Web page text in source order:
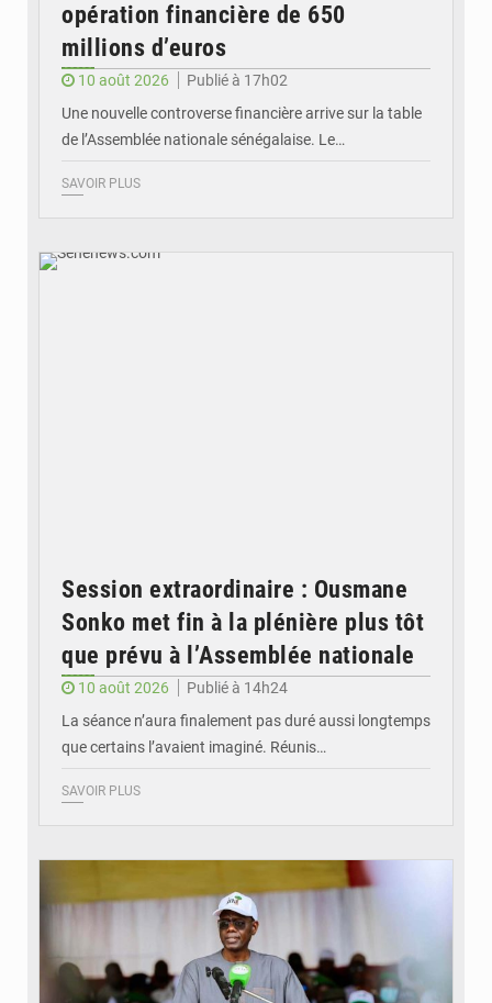
opération financière de 650
millions d’euros
10 août 2026
Publié à 17h02
Une nouvelle controverse financière arrive sur la table
de l’Assemblée nationale sénégalaise. Le…
SAVOIR PLUS
Session extraordinaire : Ousmane
Sonko met fin à la plénière plus tôt
que prévu à l’Assemblée nationale
10 août 2026
Publié à 14h24
La séance n’aura finalement pas duré aussi longtemps
que certains l’avaient imaginé. Réunis…
SAVOIR PLUS